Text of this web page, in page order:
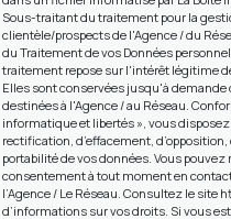
Sous-traitant du traitement pour la
clientèle/prospects de l'Agence / du
du Traitement de vos Données
traitement repose sur l'intérêt légitime
Elles sont conservées jusqu'à demande
destinées à l'Agence / au Réseau.
informatique et libertés », vous disposez
rectification, d’effacement,
portabilité de vos données. Vous pouvez
consentement à tout moment en
l’Agence / Le Réseau. Consultez le site
d’informations sur vos droits. Si vous